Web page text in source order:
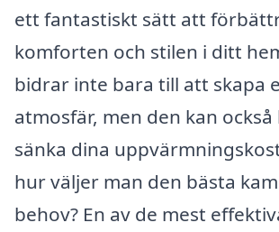
ett fantastiskt sätt att
komforten och stilen i ditt
bidrar inte bara till att skapa
atmosfär, men den kan
sänka dina
hur väljer man den bästa
behov? En av de mest